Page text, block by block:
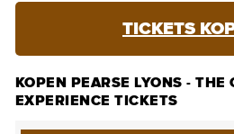
TICKETS
KOPEN PEARSE LYONS - THE
EXPERIENCE TICKETS